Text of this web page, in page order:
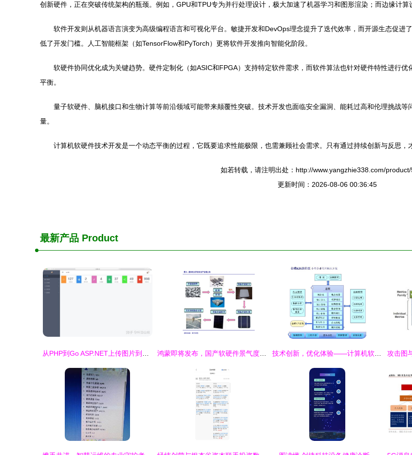
创新硬件，正在突破传统架构的瓶颈。例如，GPU和TPU专为并行处理设计，极大加速了机器学习和图形渲染；而边缘计算
软件开发则从机器语言演变为高级编程语言和可视化平台。敏捷开发和DevOps理念提升了迭代效率，而开源生态促进
低了开发门槛。人工智能框架（如TensorFlow和PyTorch）更将软件开发推向智能化阶段。
软硬件协同优化成为关键趋势。硬件定制化（如ASIC和FPGA）支持特定软件需求，而软件算法也针对硬件特性进行
平衡。
量子软硬件、脑机接口和生物计算等前沿领域可能带来颠覆性突破。技术开发也面临安全漏洞、能耗过高和伦理挑战
量。
计算机软硬件技术开发是一个动态平衡的过程，它既要追求性能极限，也需兼顾社会需求。只有通过持续创新与反思，
如若转载，请注明出处：http://www.yangzhie338.com/
更新时间：2026-08-06 00:36:45
最新产品 Product